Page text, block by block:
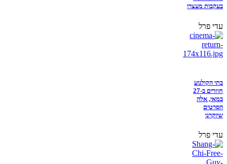
בעקבות מעצרו
עדי פרל
בתי הקולנוע
חוזרים ב-27
במאי, אלה
הסרטים
שיוקרנו
עדי פרל